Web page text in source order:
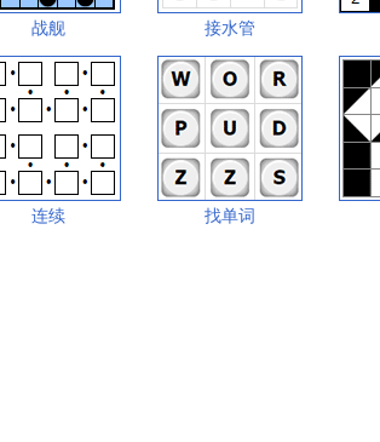
战舰 接水管
连续 找单词